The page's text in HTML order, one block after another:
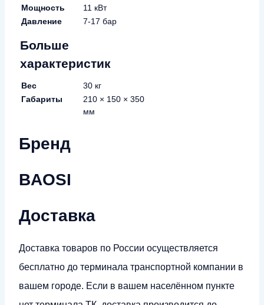
Мощность
11 кВт
Давление
7-17 бар
Больше
характеристик
Вес
30 кг
Габариты
210 × 150 × 350
мм
Бренд
BAOSI
Доставка
Доставка товаров по России осуществляется
бесплатно до терминала транспортной компании в
вашем городе. Если в вашем населённом пункте